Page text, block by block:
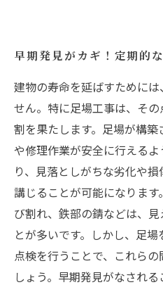
早期発見がカギ！定期的
建物の寿命を延ばすために
せん。特に足場工事は、そ
割を果たします。足場が構
や修理作業が安全に行える
り、見落としがちな劣化や
講じることが可能になりま
び割れ、鉄部の錆などは、
とが多いです。しかし、足
点検を行うことで、これら
しょう。早期発見がなされ